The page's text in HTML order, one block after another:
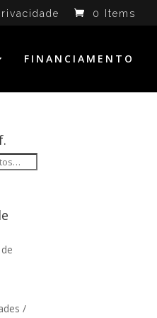
0 Items
FINANCIAMENTO
/